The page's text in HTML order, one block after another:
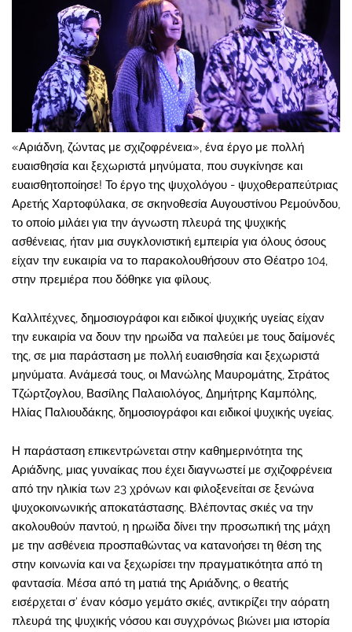
«Αριάδνη, ζώντας με σχιζοφρένεια», ένα έργο με πολλή
ευαισθησία και ξεχωριστά μηνύματα, που συγκίνησε και
ευαισθητοποίησε! Το έργο της ψυχολόγου - ψυχοθεραπεύτριας
Αρετής Χαρτοφύλακα, σε σκηνοθεσία Αυγουστίνου Ρεμούνδου,
το οποίο μιλάει για την άγνωστη πλευρά της ψυχικής
ασθένειας, ήταν μια συγκλονιστική εμπειρία για όλους όσους
είχαν την ευκαιρία να το παρακολουθήσουν στο Θέατρο 104,
στην πρεμιέρα που δόθηκε για φίλους.
Καλλιτέχνες, δημοσιογράφοι και ειδικοί ψυχικής υγείας είχαν
την ευκαιρία να δουν την ηρωίδα να παλεύει με τους δαίμονές
της, σε μια παράσταση με πολλή ευαισθησία και ξεχωριστά
μηνύματα. Ανάμεσά τους, οι Μανώλης Μαυρομάτης, Στράτος
Τζώρτζογλου, Βασίλης Παλαιολόγος, Δημήτρης Καμπόλης,
Ηλίας Παλιουδάκης, δημοσιογράφοι και ειδικοί ψυχικής υγείας.
Η παράσταση επικεντρώνεται στην καθημερινότητα της
Αριάδνης, μιας γυναίκας που έχει διαγνωστεί με σχιζοφρένεια
από την ηλικία των 23 χρόνων και φιλοξενείται σε ξενώνα
ψυχοκοινωνικής αποκατάστασης. Βλέποντας σκιές να την
ακολουθούν παντού, η ηρωίδα δίνει την προσωπική της μάχη
με την ασθένεια προσπαθώντας να κατανοήσει τη θέση της
στην κοινωνία και να ξεχωρίσει την πραγματικότητα από τη
φαντασία. Μέσα από τη ματιά της Αριάδνης, ο θεατής
εισέρχεται σ’ έναν κόσμο γεμάτο σκιές, αντικρίζει την αόρατη
πλευρά της ψυχικής νόσου και συγχρόνως βιώνει μια ιστορία